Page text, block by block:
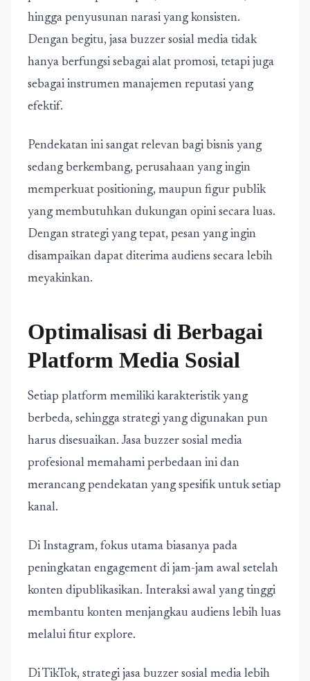
hingga penyusunan narasi yang konsisten.
Dengan begitu, jasa buzzer sosial media tidak
hanya berfungsi sebagai alat promosi, tetapi juga
sebagai instrumen manajemen reputasi yang
efektif.
Pendekatan ini sangat relevan bagi bisnis yang
sedang berkembang, perusahaan yang ingin
memperkuat positioning, maupun figur publik
yang membutuhkan dukungan opini secara luas.
Dengan strategi yang tepat, pesan yang ingin
disampaikan dapat diterima audiens secara lebih
meyakinkan.
Optimalisasi di Berbagai
Platform Media Sosial
Setiap platform memiliki karakteristik yang
berbeda, sehingga strategi yang digunakan pun
harus disesuaikan. Jasa buzzer sosial media
profesional memahami perbedaan ini dan
merancang pendekatan yang spesifik untuk setiap
kanal.
Di Instagram, fokus utama biasanya pada
peningkatan engagement di jam-jam awal setelah
konten dipublikasikan. Interaksi awal yang tinggi
membantu konten menjangkau audiens lebih luas
melalui fitur explore.
Di TikTok, strategi jasa buzzer sosial media lebih